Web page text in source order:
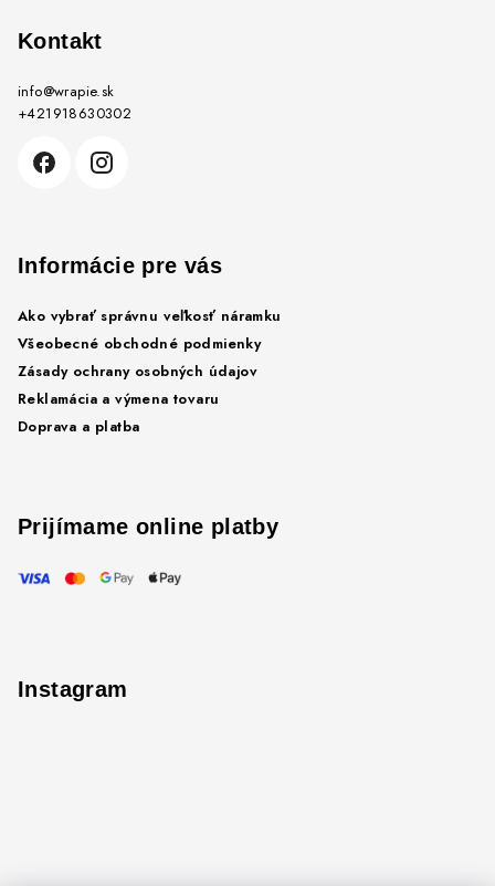
Kontakt
info@wrapie.sk
+421918630302
Informácie pre vás
Ako vybrať správnu veľkosť náramku
Všeobecné obchodné podmienky
Zásady ochrany osobných údajov
Reklamácia a výmena tovaru
Doprava a platba
Prijímame online platby
Instagram